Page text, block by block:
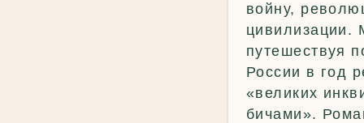
войну,
цивилизации.
путешествуя
России в год
«великих
бичами».